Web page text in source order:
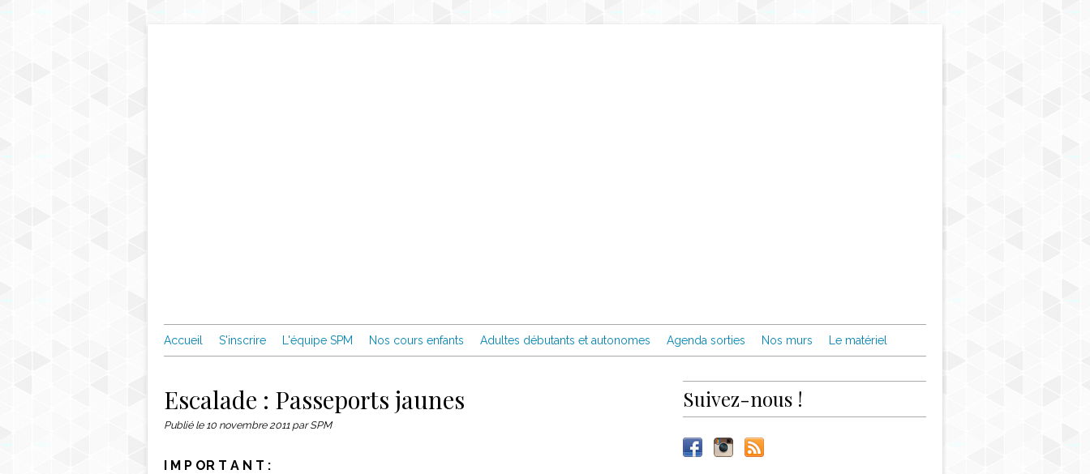
Accueil S'inscrire L'équipe SPM Nos cours enfants Adultes débutants et autonomes Agenda sorties Nos murs Le matériel
Escalade : Passeports jaunes
Publié le 10 novembre 2011 par SPM
I M P OR T A N T :
Suivez-nous !